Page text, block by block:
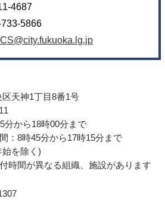
4687
5866
天神1丁目8番1号
分から18時00分まで
：8時45分から17時15分まで
を除く)
時間が異なる組織、施設があります